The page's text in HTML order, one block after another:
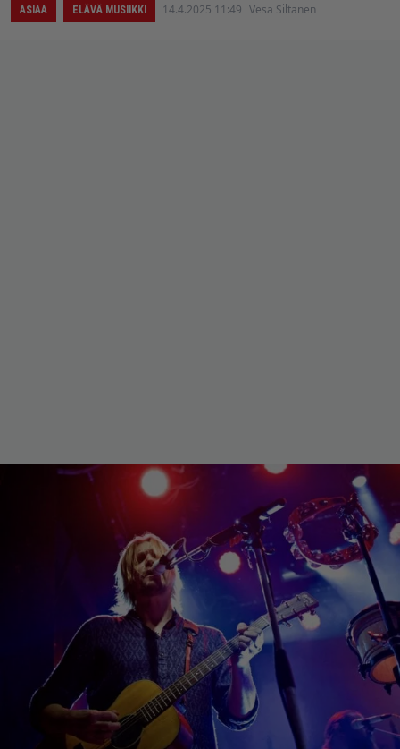
ASIAA ELÄVÄ MUSIIKKI 14.4.2025 11:49 Vesa Siltanen